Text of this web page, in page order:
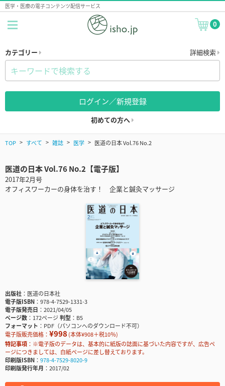
医学・医療の電子コンテンツ配信サービス
0
カテゴリー 詳細検索
ログイン／新規登録
初めての方へ
TOP すべて 雑誌 医学 医道の日本 Vol.76 No.2
医道の日本 Vol.76 No.2【電子版】
2017年2月号
オフィスワーカーの身体を治す！ 企業と鍼灸マッサージ
出版社
医道の日本社
電子版ISBN
978-4-7529-1331-3
電子版発売日
2021/04/05
ページ数
172ページ判型
B5
フォーマット
PDF（パソコンへのダウンロード不可）
電子版販売価格： ¥998 (本体¥908＋税10％)
特記事項
※電子版のデータは、基本的に紙版の誌面に基づいた内容ですが、広告ペ
ージにつきましては、白紙ページに差し替えております。
印刷版ISBN
978-4-7529-8020-9
印刷版発行年月
2017/02